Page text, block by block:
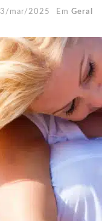
mar/2025 Em Geral